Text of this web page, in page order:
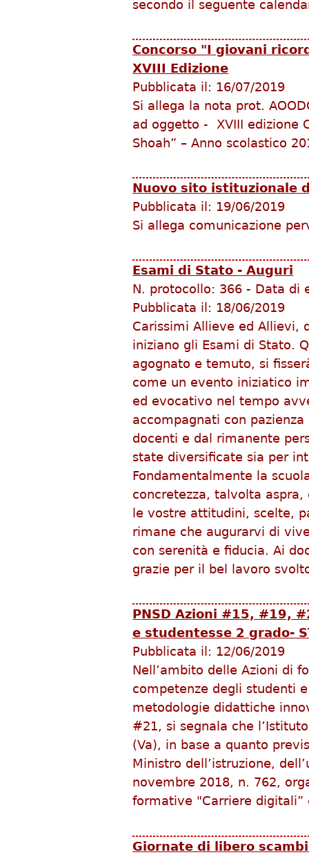
secondo il seguente
Concorso "I giovani
XVIII Edizione
Pubblicata il: 16/07/2019
Si allega la nota prot.
ad oggetto - XVIII edizione
Shoah” – Anno scolastico
Nuovo sito istituzionale
Pubblicata il: 19/06/2019
Si allega comunicazione
Esami di Stato - Auguri
N. protocollo: 366 - Data di
Pubblicata il: 18/06/2019
Carissimi Allieve ed Allievi,
iniziano gli Esami di Stato.
agognato e temuto, si
come un evento iniziatico
ed evocativo nel tempo
accompagnati con
docenti e dal rimanente
state diversificate sia per
Fondamentalmente la
concretezza, talvolta
le vostre attitudini, scelte,
rimane che augurarvi di
con serenità e fiducia. Ai
grazie per il bel lavoro
PNSD Azioni #15, #19,
e studentesse 2 grado-
Pubblicata il: 12/06/2019
Nell’ambito delle Azioni di
competenze degli studenti
metodologie didattiche
#21, si segnala che l’Istituto
(Va), in base a quanto
Ministro dell’istruzione,
novembre 2018, n. 762,
formative "Carriere digitali”
Giornate di libero